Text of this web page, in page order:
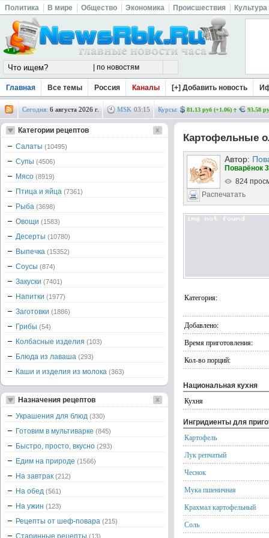
Политика В мире Общество Экономика Происшествия Культура
Главная Все темы Россия Каналы [+] Добавить новость
Сегодня: 6 августа 2026 г. MSK 03:15 Курсы: 81.13 руб (+1.06) 93.58
Картофельные
Автор:
Поварёнок
824
Распечатать
Категория:
Добавлено:
Время приготовления:
Кол-во порций:
Национальная кухня
Кухня
Ингридиенты для
Картофель
Лук репчатый
Чеснок
Мука пшеничная
Крахмал картофельный
Соль
Категории рецептов
Салаты (10495)
Супы (4506)
Мясо (8919)
Птица и яйца (7361)
Рыба (3698)
Овощи (1583)
Десерты (10780)
Выпечка (15352)
Соусы (874)
Закуски (7401)
Напитки (1977)
Заготовки (1886)
Грибы (54)
Колбасные изделия (103)
Блюда из лаваша (293)
Каши и изделия из молока (363)
Назначения рецептов
Украшения для блюд (330)
Готовим в мультиварке (845)
Быстро, просто, вкусно (293)
Едим на природе (1566)
На завтрак (212)
На обед (561)
На ужин (123)
Рецепты от шеф-повара (215)
Старинные рецепты (13)